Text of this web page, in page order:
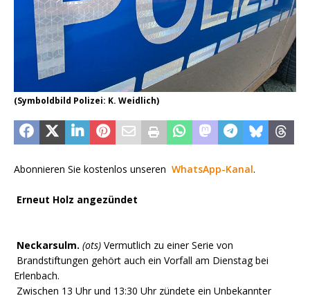
(Symboldbild Polizei: K. Weidlich)
Abonnieren Sie kostenlos unseren WhatsApp-Kanal.
Erneut Holz angezündet
Neckarsulm. (ots) Vermutlich zu einer Serie von
Brandstiftungen gehört auch ein Vorfall am Dienstag bei
Erlenbach.
Zwischen 13 Uhr und 13:30 Uhr zündete ein Unbekannter